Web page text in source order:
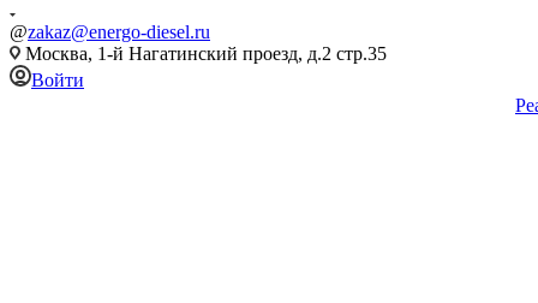
@zakaz@energo-diesel.ru
Москва, 1-й Нагатинский проезд, д.2 стр.35
Войти